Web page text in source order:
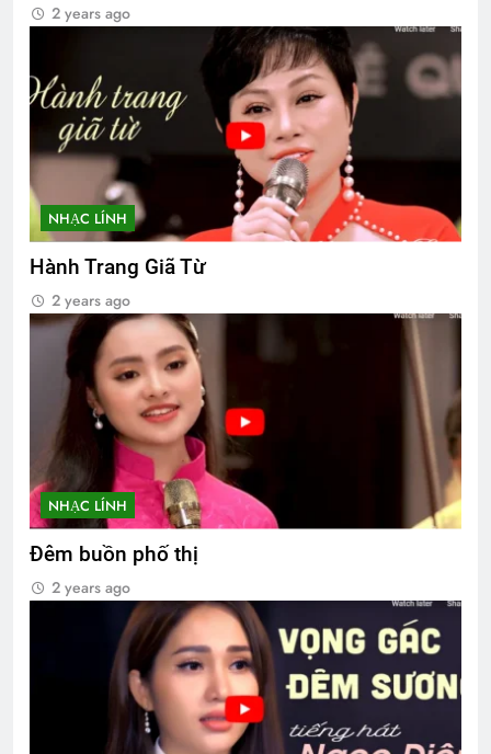
2 years ago
NHẠC LÍNH
Hành Trang Giã Từ
2 years ago
NHẠC LÍNH
Đêm buồn phố thị
2 years ago